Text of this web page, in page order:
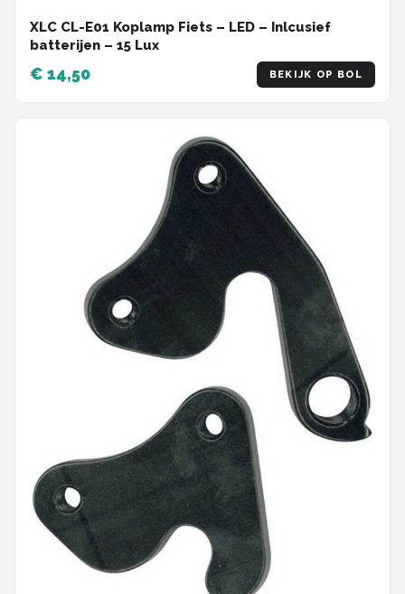
XLC CL-E01 Koplamp Fiets – LED – Inlcusief
batterijen – 15 Lux
€ 14,50 BEKIJK OP BOL